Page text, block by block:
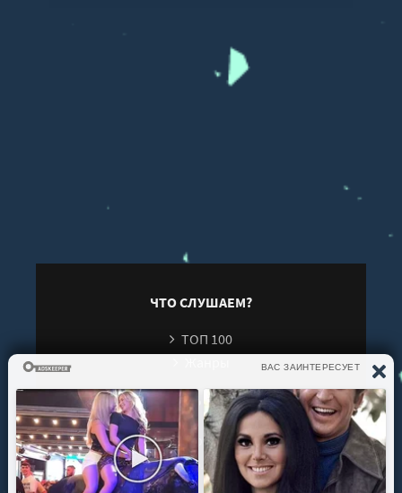
ЧТО СЛУШАЕМ?
ТОП 100
ИНФОРМАЦИЯ
Политика конфиденциальности
Правообладателям